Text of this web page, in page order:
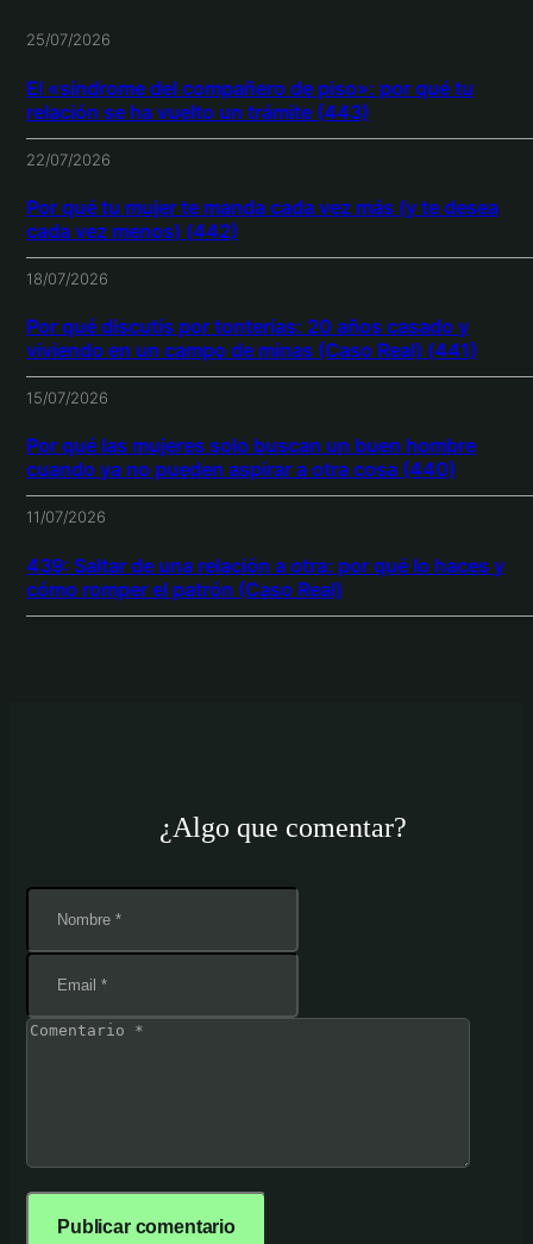
25/07/2026
El «síndrome del compañero de piso»: por qué tu
relación se ha vuelto un trámite (443)
22/07/2026
Por qué tu mujer te manda cada vez más (y te desea
cada vez menos) (442)
18/07/2026
Por qué discutís por tonterías: 20 años casado y
viviendo en un campo de minas (Caso Real) (441)
15/07/2026
Por qué las mujeres solo buscan un buen hombre
cuando ya no pueden aspirar a otra cosa (440)
11/07/2026
439: Saltar de una relación a otra: por qué lo haces y
cómo romper el patrón (Caso Real)
¿Algo que comentar?